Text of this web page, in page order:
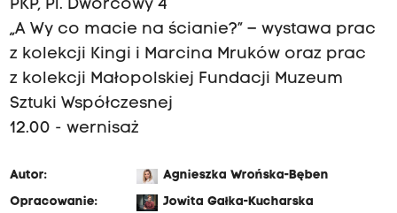
PKP, Pl. Dworcowy 4
„A Wy co macie na ścianie?” – wystawa prac
z kolekcji Kingi i Marcina Mruków oraz prac
z kolekcji Małopolskiej Fundacji Muzeum
Sztuki Współczesnej
12.00 - wernisaż
Autor:
Agnieszka Wrońska-Bęben
Opracowanie:
Jowita Gałka-Kucharska